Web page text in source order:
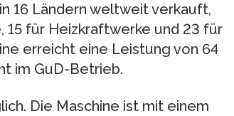
16 Ländern weltweit verkauft,
15 für Heizkraftwerke und 23 für
erreicht eine Leistung von 64
im GuD-Betrieb.
Die Maschine ist mit einem